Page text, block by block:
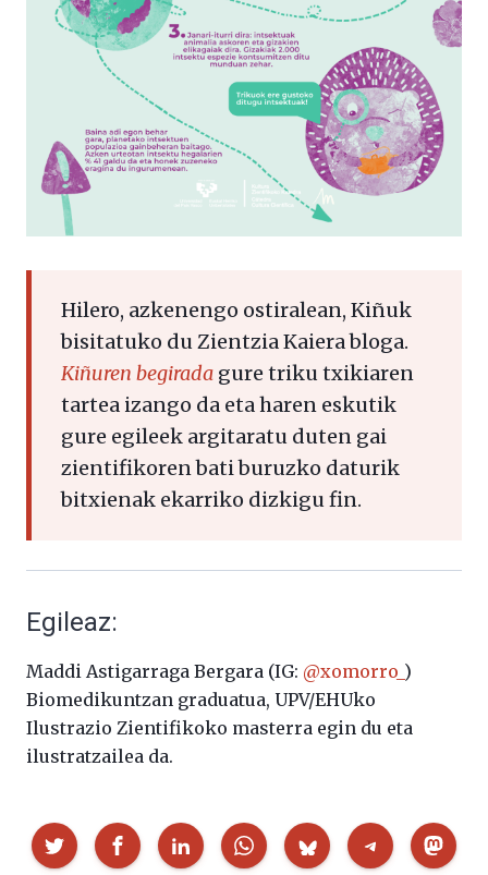
Hilero, azkenengo ostiralean, Kiñuk
bisitatuko du Zientzia Kaiera bloga.
Kiñuren begirada gure triku txikiaren
tartea izango da eta haren eskutik
gure egileek argitaratu duten gai
zientifikoren bati buruzko daturik
bitxienak ekarriko dizkigu fin.
Egileaz:
Maddi Astigarraga Bergara (IG: @xomorro_ )
Biomedikuntzan graduatua, UPV/EHUko
Ilustrazio Zientifikoko masterra egin du eta
ilustratzailea da.
Partekatu